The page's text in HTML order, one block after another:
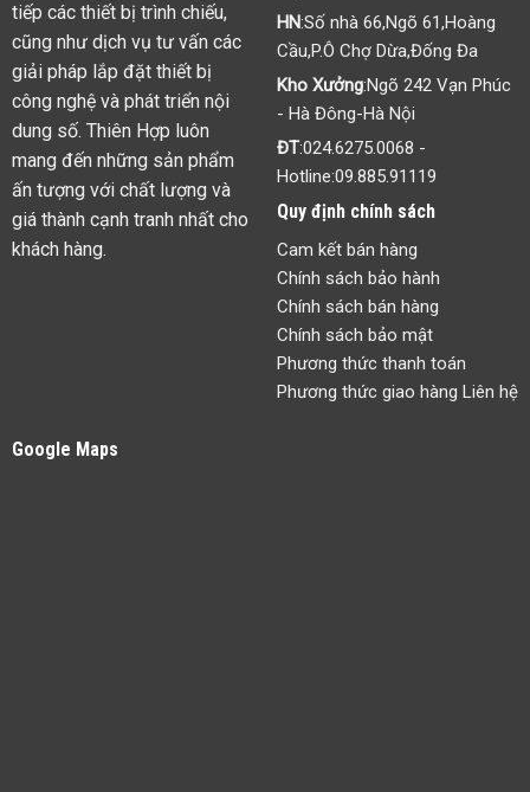
tiếp các thiết bị trình chiếu,
cũng như dịch vụ tư vấn các
giải pháp lắp đặt thiết bị
công nghệ và phát triển nội
dung số. Thiên Hợp luôn
mang đến những sản phẩm
ấn tượng với chất lượng và
giá thành cạnh tranh nhất cho
khách hàng.
HN:Số nhà 66,Ngõ 61,Hoàng
Cầu,P.Ô Chợ Dừa,Đống Đa
Kho Xưởng:Ngõ 242 Vạn Phúc
- Hà Đông-Hà Nội
ĐT:024.6275.0068 -
Hotline:09.885.91119
Quy định chính sách
Cam kết bán hàng
Chính sách bảo hành
Chính sách bán hàng
Chính sách bảo mật
Phương thức thanh toán
Phương thức giao hàng Liên hệ
Google Maps